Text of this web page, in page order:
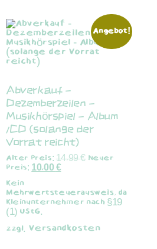
Angebot!
Abverkauf –
Dezemberzeilen –
Musikhörspiel – Album
/CD (solange der
Vorrat reicht)
Alter Preis: 14,99€ Neuer
Preis: 10,00 €
Kein
Mehrwertsteuerausweis, da
Kleinunternehmer nach §19
(1) UStG.
zzgl. Versandkosten